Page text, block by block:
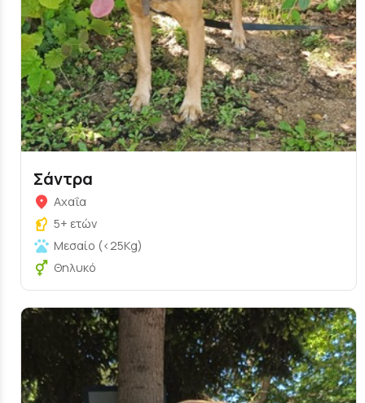
Σάντρα
Αχαΐα
5+ ετών
Μεσαίο (<25Kg)
Θηλυκό